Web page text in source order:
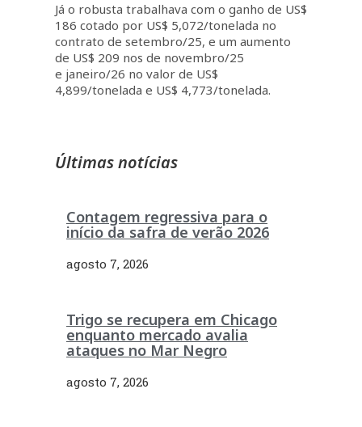
Já o robusta trabalhava com o ganho de US$
186 cotado por US$ 5,072/tonelada no
contrato de setembro/25, e um aumento
de US$ 209 nos de novembro/25
e janeiro/26 no valor de US$
4,899/tonelada e US$ 4,773/tonelada.
Últimas notícias
Contagem regressiva para o
início da safra de verão 2026
agosto 7, 2026
Trigo se recupera em Chicago
enquanto mercado avalia
ataques no Mar Negro
agosto 7, 2026